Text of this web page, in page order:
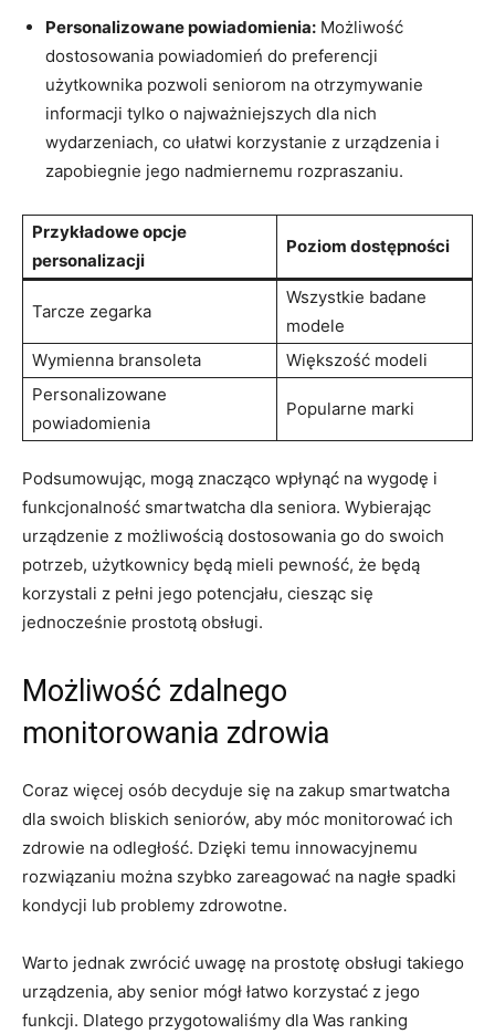
Personalizowane powiadomienia: Możliwość
dostosowania powiadomień do preferencji
użytkownika pozwoli seniorom na otrzymywanie
informacji tylko o najważniejszych dla nich
wydarzeniach, co ułatwi korzystanie z urządzenia i
zapobiegnie jego nadmiernemu‍ rozpraszaniu.
Przykładowe opcje
personalizacji
Poziom dostępności
Tarcze zegarka
Wszystkie badane
modele
Wymienna bransoleta
Większość modeli
Personalizowane
powiadomienia
Popularne marki
Podsumowując,‌ mogą znacząco wpłynąć na wygodę i
funkcjonalność smartwatcha dla seniora. Wybierając
urządzenie z możliwością dostosowania go do swoich
potrzeb, użytkownicy będą mieli pewność, że⁤ będą
korzystali z pełni jego potencjału, ciesząc się
jednocześnie prostotą obsługi.
Możliwość zdalnego
monitorowania zdrowia
Coraz więcej osób decyduje się na zakup smartwatcha
dla swoich bliskich seniorów, aby móc monitorować ich
zdrowie na odległość. Dzięki‍ temu innowacyjnemu
rozwiązaniu można szybko zareagować na nagłe spadki
kondycji lub problemy zdrowotne.
Warto⁢ jednak zwrócić uwagę ​na prostotę ‌obsługi ⁤takiego
urządzenia, aby senior mógł⁢ łatwo korzystać z jego
funkcji. Dlatego przygotowaliśmy dla Was ranking